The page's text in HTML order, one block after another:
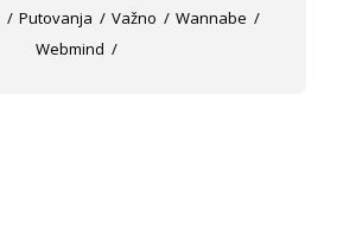
Putovanja Važno
Wannabe
Webmind